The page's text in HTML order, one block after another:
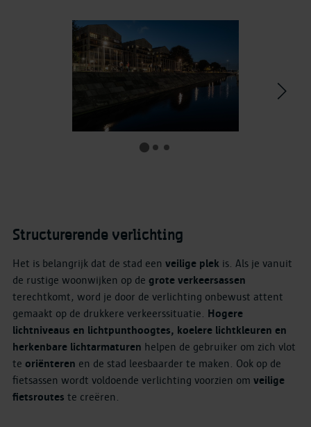
>
Structurerende verlichting
Het is belangrijk dat de stad een veilige plek is. Als je vanuit
de rustige woonwijken op de grote verkeersassen
terechtkomt, word je door de verlichting onbewust attent
gemaakt op de drukkere verkeerssituatie. Hogere
lichtniveaus en lichtpunthoogtes, koelere lichtkleuren en
herkenbare lichtarmaturen helpen de gebruiker om zich vlot
te oriënteren en de stad leesbaarder te maken. Ook op de
fietsassen wordt voldoende verlichting voorzien om veilige
fietsroutes te creëren.